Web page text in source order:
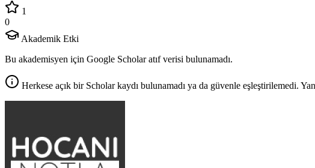
1
0
Akademik Etki
Bu akademisyen için Google Scholar atıf verisi bulunamadı.
Herkese açık bir Scholar kaydı bulunamadı ya da güvenle eşleştirilemedi.